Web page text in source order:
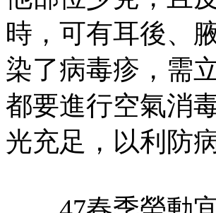
時，可有耳後、
染了病毒疹，需
都要進行空氣消
光充足，以利防